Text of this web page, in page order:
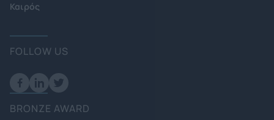
Καιρός
FOLLOW US
BRONZE AWARD